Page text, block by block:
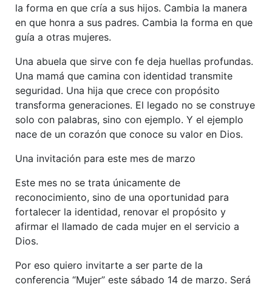
la forma en que cría a sus hijos. Cambia la manera
en que honra a sus padres. Cambia la forma en que
guía a otras mujeres.
Una abuela que sirve con fe deja huellas profundas.
Una mamá que camina con identidad transmite
seguridad. Una hija que crece con propósito
transforma generaciones. El legado no se construye
solo con palabras, sino con ejemplo. Y el ejemplo
nace de un corazón que conoce su valor en Dios.
Una invitación para este mes de marzo
Este mes no se trata únicamente de
reconocimiento, sino de una oportunidad para
fortalecer la identidad, renovar el propósito y
afirmar el llamado de cada mujer en el servicio a
Dios.
Por eso quiero invitarte a ser parte de la
conferencia “Mujer” este sábado 14 de marzo. Será